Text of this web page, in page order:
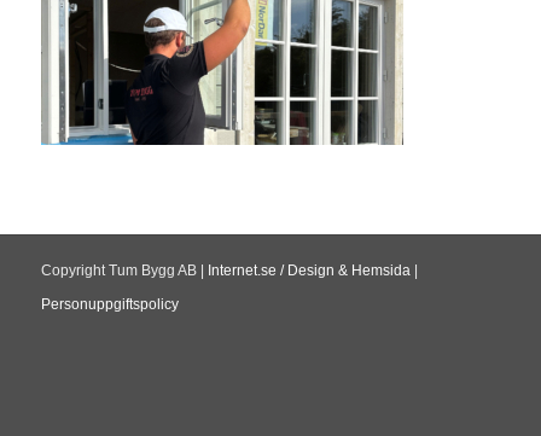
Copyright Tum Bygg AB | Internet.se / Design & Hemsida|
Personuppgiftspolicy